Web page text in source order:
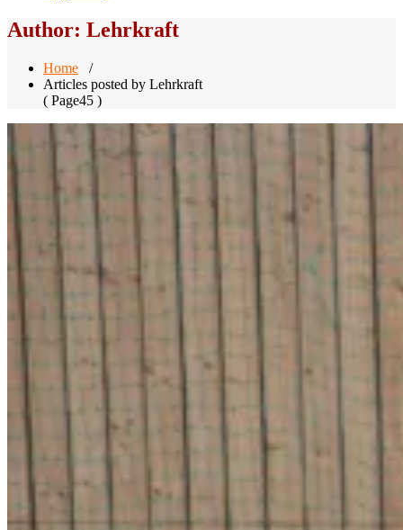
Author: Lehrkraft
Home /
Articles posted by Lehrkraft
( Page45 )